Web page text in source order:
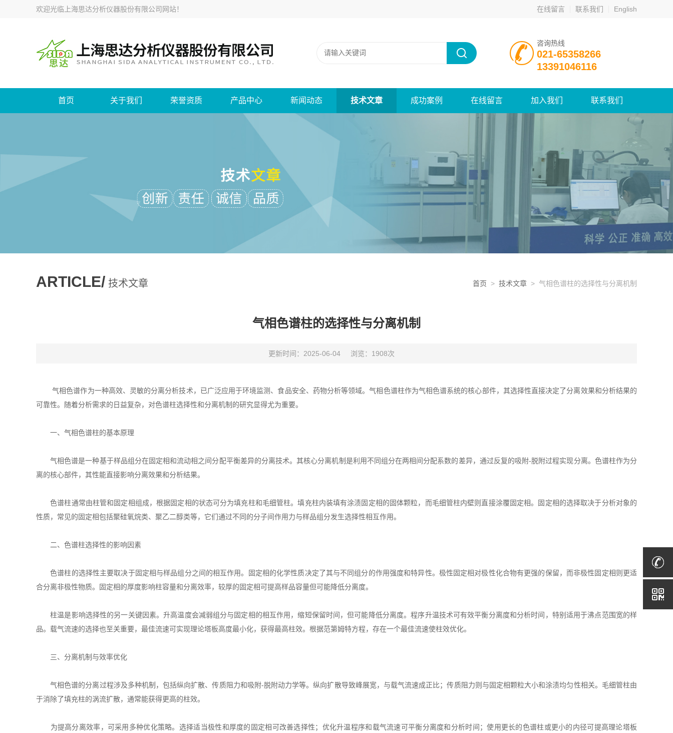
欢迎光临 上海思达分析仪器股份有限公司网站！ 在线留言 联系我们 English
咨询热线
021-65358266
13391046116
首页 关于我们 荣誉资质 产品中心 新闻动态 技术文章 成功案例 在线留言 加入我们 联系我们
ARTICLE/ 技术文章 首页 > 技术文章 > 气相色谱柱的选择性与分离机制
气相色谱柱的选择性与分离机制
更新时间：2025-06-04 浏览：1908次
气相色谱作为一种高效、灵敏的分离分析技术，已广泛应用于环境监测、食品安全、药物分析等领域。气相色谱柱作为气相色谱系统的核心部件，其选择性直接决定了分离效果和分析结果的
可靠性。随着分析需求的日益复杂，对色谱柱选择性和分离机制的研究显得尤为重要。
一、气相色谱柱的基本原理
气相色谱是一种基于样品组分在固定相和流动相之间分配平衡差异的分离技术。其核心分离机制是利用不同组分在两相间分配系数的差异，通过反复的吸附-脱附过程实现分离。色谱柱作为分
离的核心部件，其性能直接影响分离效果和分析结果。
色谱柱通常由柱管和固定相组成，根据固定相的状态可分为填充柱和毛细管柱。填充柱内装填有涂渍固定相的固体颗粒，而毛细管柱内壁则直接涂覆固定相。固定相的选择取决于分析对象的
性质，常见的固定相包括聚硅氧烷类、聚乙二醇类等，它们通过不同的分子间作用力与样品组分发生选择性相互作用。
二、色谱柱选择性的影响因素
色谱柱的选择性主要取决于固定相与样品组分之间的相互作用。固定相的化学性质决定了其与不同组分的作用强度和特异性。极性固定相对极性化合物有更强的保留，而非极性固定相则更适
合分离非极性物质。固定相的厚度影响柱容量和分离效率，较厚的固定相可提高样品容量但可能降低分离度。
柱温是影响选择性的另一关键因素。升高温度会减弱组分与固定相的相互作用，缩短保留时间，但可能降低分离度。程序升温技术可有效平衡分离度和分析时间，特别适用于沸点范围宽的样
品。载气流速的选择也至关重要，最佳流速可实现理论塔板高度最小化，获得最高柱效。根据范第姆特方程，存在一个最佳流速使柱效优化。
三、分离机制与效率优化
气相色谱的分离过程涉及多种机制，包括纵向扩散、传质阻力和吸附-脱附动力学等。纵向扩散导致峰展宽，与载气流速成正比；传质阻力则与固定相颗粒大小和涂渍均匀性相关。毛细管柱由
于消除了填充柱的涡流扩散，通常能获得更高的柱效。
为提高分离效率，可采用多种优化策略。选择适当极性和厚度的固定相可改善选择性；优化升温程序和载气流速可平衡分离度和分析时间；使用更长的色谱柱或更小的内径可提高理论塔板